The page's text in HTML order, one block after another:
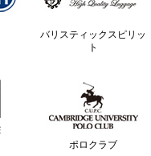
バリスティックスピリッ
ト
ポロクラブ